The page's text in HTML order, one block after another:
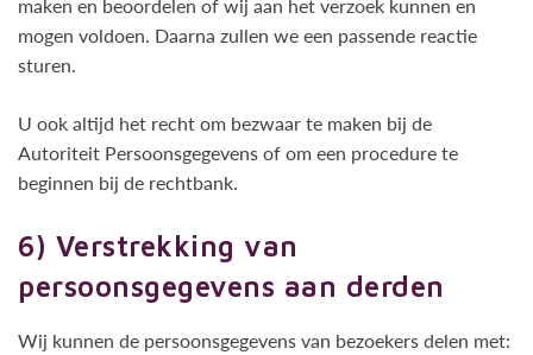
mogen voldoen. Daarna zullen we een passende reactie
sturen.
U ook altijd het recht om bezwaar te maken bij de
Autoriteit Persoonsgegevens of om een procedure te
beginnen bij de rechtbank.
6) Verstrekking van
persoonsgegevens aan derden
Wij kunnen de persoonsgegevens van bezoekers delen met: